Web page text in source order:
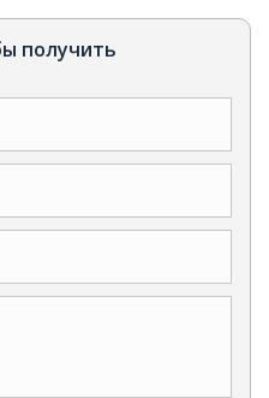
получить